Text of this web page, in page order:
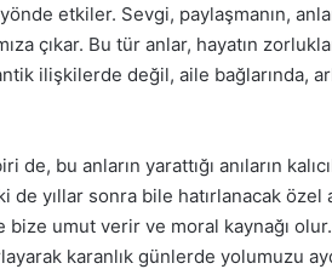
etkiler. Sevgi, paylaşmanın,
çıkar. Bu tür anlar, hayatın
ilişkilerde değil, aile bağlarında,
bu anların yarattığı anıların
de yıllar sonra bile hatırlanacak özel
umut verir ve moral kaynağı
karanlık günlerde yolumuzu